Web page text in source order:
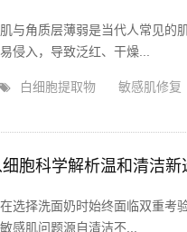
与角质层薄弱是当代人常见的
侵入，导致泛红、干燥...
白细胞提取物 敏感肌修复
胞科学解析温和清洁新
选择洗面奶时始终面临双重考
感肌问题源自清洁不...